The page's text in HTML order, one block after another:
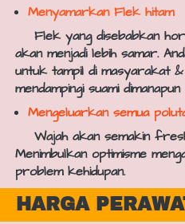
Menyamarkan Flek hitam
akan menjadi lebih samar.
untuk tampil di masyarakat
mendampingi suami
Mengeluarkan semua
Menimbulkan optimisme
problem kehidupan.
HARGA